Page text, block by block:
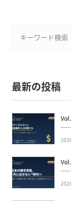
最新の投稿
日
──
衛